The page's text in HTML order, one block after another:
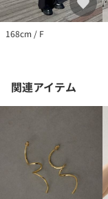
168cm / F
関連アイテム